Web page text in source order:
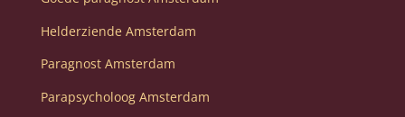
Helderziende Amsterdam
Paragnost Amsterdam
Parapsycholoog Amsterdam